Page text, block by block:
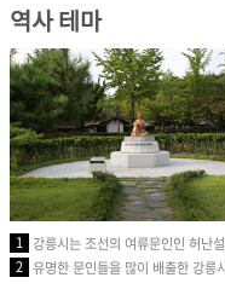
역사 테마
1 강릉시는 조선의 여류문인인 허난
2 유명한 문인들을 많이 배출한 강릉